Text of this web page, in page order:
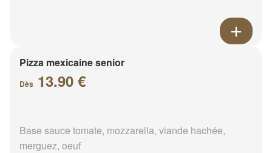
Pizza mexicaine senior
Dès 13.90 €
Base sauce tomate, mozzarella, viande hachée,
merguez, oeuf